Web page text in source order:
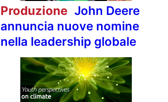
Produzione John Deere
annuncia nuove nomine
nella leadership globale